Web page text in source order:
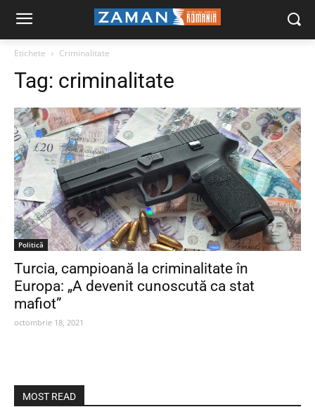
Etichete Criminalitate
Tag: criminalitate
Politică
Turcia, campioană la criminalitate în
Europa: „A devenit cunoscută ca stat
mafiot”
octombrie 18, 2021
MOST READ